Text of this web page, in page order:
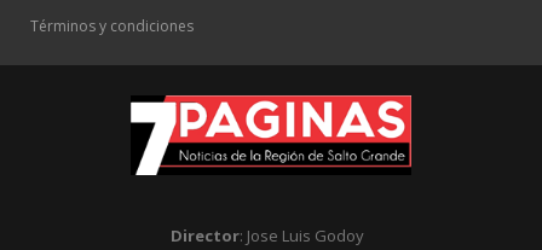
Términos y condiciones
Director: Jose Luis Godoy